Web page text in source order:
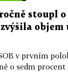
stoupl o
objem
v prvním
o sedm procent